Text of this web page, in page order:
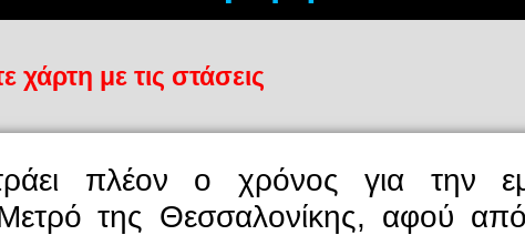
χάρτη με τις στάσεις
πλέον ο χρόνος για την
Μετρό της Θεσσαλονίκης, αφού